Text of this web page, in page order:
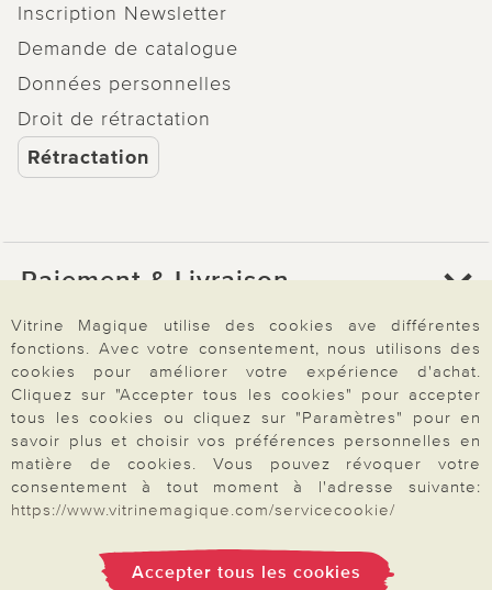
Inscription Newsletter
Demande de catalogue
Données personnelles
Droit de rétractation
Rétractation
Paiement & Livraison
À propos de nous
Besoin d'aide?
Mentions légales|CGV|Données & liberté|Vie privée & cookies
Vitrine Magique utilise des cookies ave différentes
fonctions. Avec votre consentement, nous utilisons des
cookies pour améliorer votre expérience d'achat.
Cliquez sur "Accepter tous les cookies" pour accepter
tous les cookies ou cliquez sur "Paramètres" pour en
savoir plus et choisir vos préférences personnelles en
matière de cookies. Vous pouvez révoquer votre
consentement à tout moment à l'adresse suivante:
https://www.vitrinemagique.com/servicecookie/
Accepter tous les cookies